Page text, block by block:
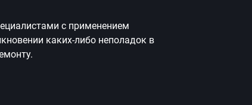
с применением
каких-либо неполадок в